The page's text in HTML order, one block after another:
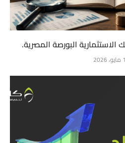
البورصة المصرية.